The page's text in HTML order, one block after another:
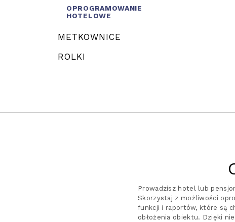
OPROGRAMOWANIE
HOTELOWE
METKOWNICE
ROLKI
Prowadzisz hotel lub
Skorzystaj z możliwości
funkcji i raportów, które są
obłożenia obiektu. Dzięki